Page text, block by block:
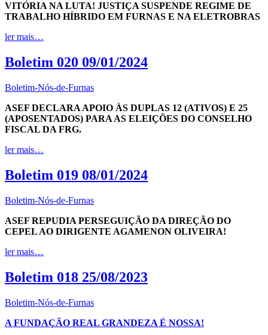
VITÓRIA NA LUTA! JUSTIÇA SUSPENDE REGIME DE
TRABALHO HÍBRIDO EM FURNAS E NA ELETROBRAS
ler mais…
Boletim 020 09/01/2024
Boletim-Nós-de-Furnas
ASEF DECLARA APOIO ÀS DUPLAS 12 (ATIVOS) E 25
(APOSENTADOS) PARA AS ELEIÇÕES DO CONSELHO
FISCAL DA FRG.
ler mais…
Boletim 019 08/01/2024
Boletim-Nós-de-Furnas
ASEF REPUDIA PERSEGUIÇÃO DA DIREÇÃO DO
CEPEL AO DIRIGENTE AGAMENON OLIVEIRA!
ler mais…
Boletim 018 25/08/2023
Boletim-Nós-de-Furnas
A FUNDAÇÃO REAL GRANDEZA É NOSSA!